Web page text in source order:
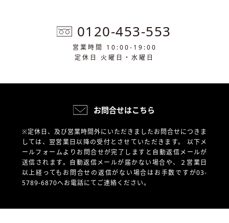
0120-453-553
営業時間 10:00-19:00
定休日 火曜日・水曜日
お問合せはこちら
※定休日、及び営業時間外にいただきましたお問合せにつきま
しては、翌営業日以降の受付とさせていただきます。 以下メ
ールフォームよりお問合せが完了しますと自動返信メールが
送信されます。自動返信メールが届かない場合や、
２営業日
以上経ってもお問合せの返信がない場合はお手数ですが03-
5789-6870へお電話にてご連絡ください。